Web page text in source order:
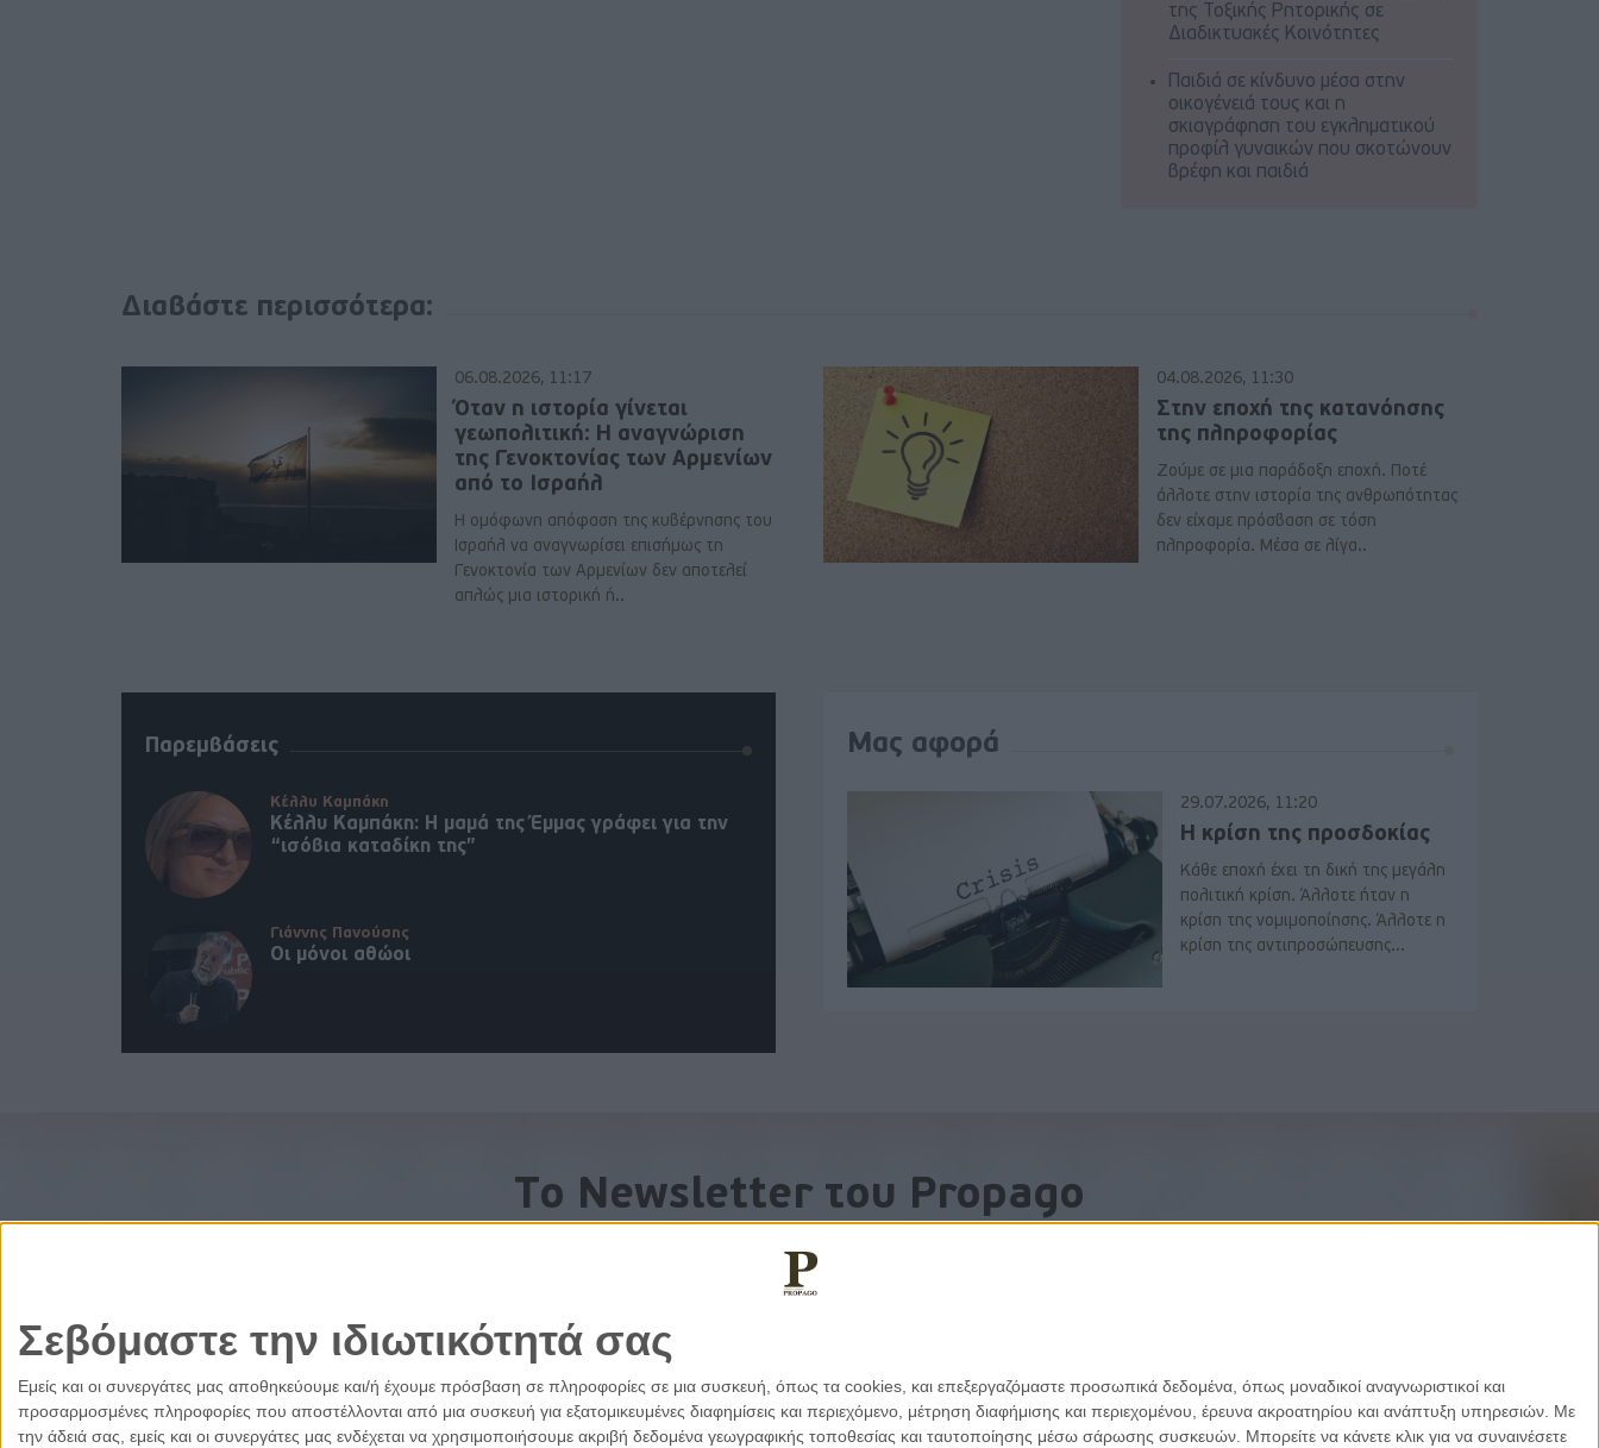
Σεβόμαστε την ιδιωτικότητά σας
Εμείς και οι συνεργάτες μας αποθηκεύουμε και/ή έχουμε πρόσβαση σε πληροφορίες σε μια συσκευή, όπως τα cookies, και επεξεργαζόμαστε προσωπικά δεδομένα, όπως μοναδικοί αναγνωριστικοί και
προσαρμοσμένες πληροφορίες που αποστέλλονται από μια συσκευή για εξατομικευμένες διαφημίσεις και περιεχόμενο, μέτρηση διαφήμισης και περιεχομένου, έρευνα ακροατηρίου και ανάπτυξη υπηρεσιών. Με
την άδειά σας, εμείς και οι συνεργάτες μας ενδέχεται να χρησιμοποιήσουμε ακριβή δεδομένα γεωγραφικής τοποθεσίας και ταυτοποίησης μέσω σάρωσης συσκευών. Μπορείτε να κάνετε κλικ για να συναινέσετε
της Τοξικής Ρητορικής σε
Διαδικτυακές Κοινότητες
Παιδιά σε κίνδυνο μέσα στην
οικογένειά τους και η
σκιαγράφηση του εγκληματικού
προφίλ γυναικών που σκοτώνουν
βρέφη και παιδιά
Διαβάστε περισσότερα:
06.08.2026, 11:17
Όταν η ιστορία γίνεται
γεωπολιτική: Η αναγνώριση
της Γενοκτονίας των Αρμενίων
από το Ισραήλ
Η ομόφωνη απόφαση της κυβέρνησης του
Ισραήλ να αναγνωρίσει επισήμως τη
Γενοκτονία των Αρμενίων δεν αποτελεί
απλώς μια ιστορική ή..
04.08.2026, 11:30
Στην εποχή της κατανόησης
της πληροφορίας
Ζούμε σε μια παράδοξη εποχή. Ποτέ
άλλοτε στην ιστορία της ανθρωπότητας
δεν είχαμε πρόσβαση σε τόση
πληροφορία. Μέσα σε λίγα..
Παρεμβάσεις
Κέλλυ Καμπάκη
Κέλλυ Καμπάκη: Η μαμά της Έμμας γράφει για την
“ισόβια καταδίκη της”
Γιάννης Πανούσης
Οι μόνοι αθώοι
Μας αφορά
29.07.2026, 11:20
Η κρίση της προσδοκίας
Κάθε εποχή έχει τη δική της μεγάλη
πολιτική κρίση. Άλλοτε ήταν η
κρίση της νομιμοποίησης. Άλλοτε η
κρίση της αντιπροσώπευσης...
To Newsletter του Propago
Λάβετε την ανάλυση της ημέρας στο email σας